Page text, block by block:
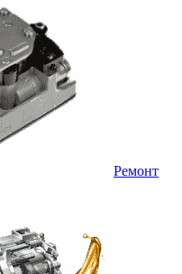
Ремонт